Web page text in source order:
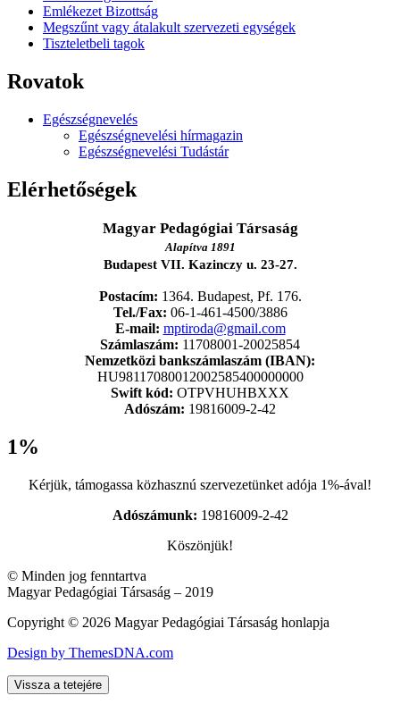
Emlékezet Bizottság
Megszűnt vagy átalakult szervezeti egységek
Tiszteletbeli tagok
Rovatok
Egészségnevelés
Egészségnevelési hírmagazin
Egészségnevelési Tudástár
Elérhetőségek
Magyar Pedagógiai Társaság
Alapítva 1891
Budapest VII. Kazinczy u. 23-27.
Postacím: 1364. Budapest, Pf. 176.
Tel./Fax: 06-1-461-4500/3886
E-mail: mptiroda@gmail.com
Számlaszám: 11708001-20025854
Nemzetközi bankszámlaszám (IBAN):
HU98117080012002585400000000
Swift kód: OTPVHUHBXXX
Adószám: 19816009-2-42
1%
Kérjük, támogassa közhasznú szervezetünket adója 1%-ával!
Adószámunk: 19816009-2-42
Köszönjük!
© Minden jog fenntartva
Magyar Pedagógiai Társaság – 2019
Copyright © 2026 Magyar Pedagógiai Társaság honlapja
Design by ThemesDNA.com
Vissza a tetejére